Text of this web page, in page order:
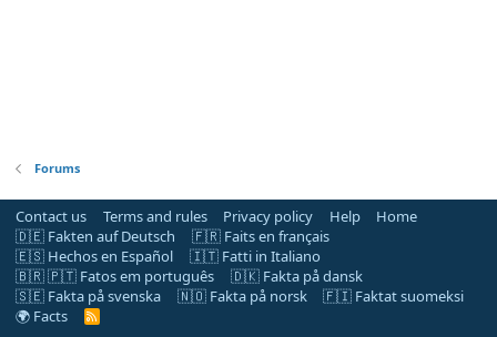
Forums
Contact us Terms and rules Privacy policy Help
Home
🇩🇪 Fakten auf Deutsch
🇫🇷 Faits en français
🇪🇸 Hechos en Español
🇮🇹 Fatti in Italiano
🇧🇷 🇵🇹 Fatos em português
🇩🇰 Fakta på dansk
🇸🇪 Fakta på svenska
🇳🇴 Fakta på norsk
🇫🇮 Faktat suomeksi
🌍 Facts
R